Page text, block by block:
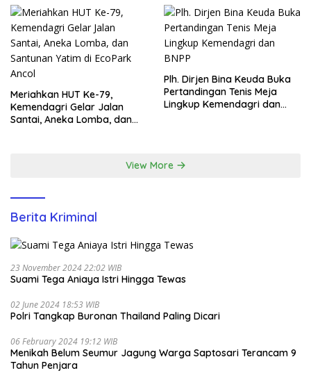
Meriahkan HUT Ke-79,
Kemendagri Gelar Jalan
Santai, Aneka Lomba, dan
Plh. Dirjen Bina Keuda Buka
Pertandingan Tenis Meja
Lingkup Kemendagri dan
View More
Berita Kriminal
23 November 2024 22:02 WIB
Suami Tega Aniaya Istri Hingga Tewas
02 June 2024 18:53 WIB
Polri Tangkap Buronan Thailand Paling Dicari
06 February 2024 19:12 WIB
Menikah Belum Seumur Jagung Warga Saptosari Terancam 9
Tahun Penjara